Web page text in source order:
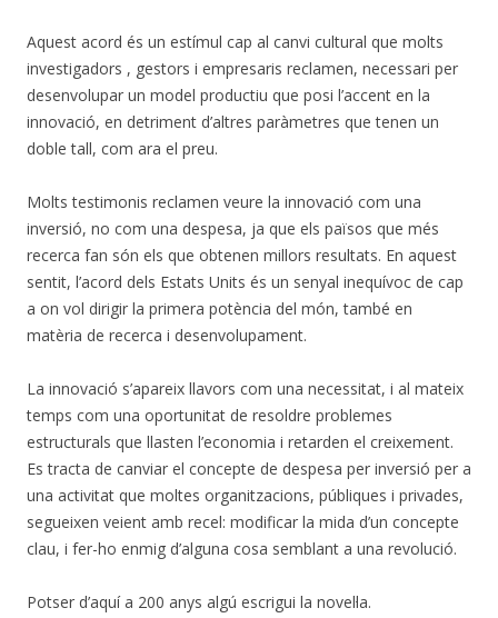
Aquest acord és un estímul cap al canvi cultural que molts
investigadors , gestors i empresaris reclamen, necessari per
desenvolupar un model productiu que posi l’accent en la
innovació, en detriment d’altres paràmetres que tenen un
doble tall, com ara el preu.
Molts testimonis reclamen veure la innovació com una
inversió, no com una despesa, ja que els països que més
recerca fan són els que obtenen millors resultats. En aquest
sentit, l’acord dels Estats Units és un senyal inequívoc de cap
a on vol dirigir la primera potència del món, també en
matèria de recerca i desenvolupament.
La innovació s’apareix llavors com una necessitat, i al mateix
temps com una oportunitat de resoldre problemes
estructurals que llasten l’economia i retarden el creixement.
Es tracta de canviar el concepte de despesa per inversió per a
una activitat que moltes organitzacions, públiques i privades,
segueixen veient amb recel: modificar la mida d’un concepte
clau, i fer-ho enmig d’alguna cosa semblant a una revolució.
Potser d’aquí a 200 anys algú escrigui la novel·la.